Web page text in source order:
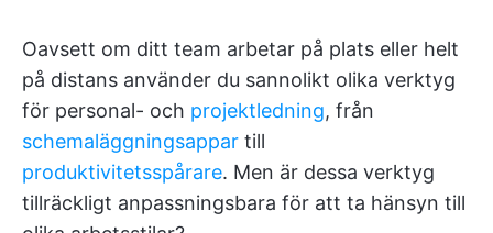
Oavsett om ditt team arbetar på plats eller helt
på distans använder du sannolikt olika verktyg
för personal- och projektledning, från
schemaläggningsappar till
produktivitetsspårare. Men är dessa verktyg
tillräckligt anpassningsbara för att ta hänsyn till